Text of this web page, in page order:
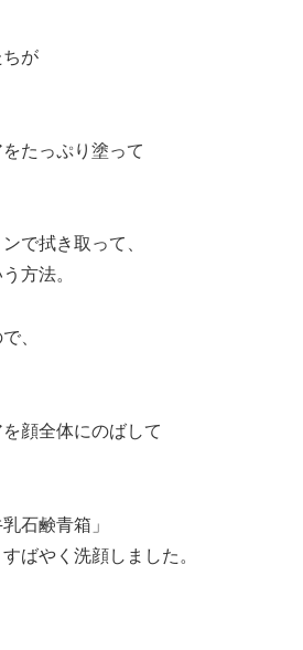
ちが
たっぷり塗って
で拭き取って、
方法。
、
顔全体にのばして
石鹸青箱」
ばやく洗顔しました。